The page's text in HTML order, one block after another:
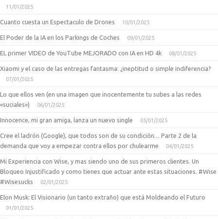
11/01/2025
Cuanto cuesta un Espectaculo de Drones 10/01/2025
El Poder de la IA en los Parkings de Coches 09/01/2025
EL primer VIDEO de YouTube MEJORADO con IA en HD 4k 08/01/2025
Xiaomi y el caso de las entregas fantasma: ¿ineptitud o simple indiferencia?
07/01/2025
Lo que ellos ven (en una imagen que inocentemente tu subes a las redes
«suciales»)
06/01/2025
Innocence, mi gran amiga, lanza un nuevo single 05/01/2025
Cree el ladrón (Google), que todos son de su condición… Parte 2 de la
demanda que voy a empezar contra ellos por chulearme
04/01/2025
Mi Experiencia con Wise, y mas siendo uno de sus primeros clientes. Un
Bloqueo Injustificado y como tienes que actuar ante estas situaciones. #Wise
#Wisesucks
02/01/2025
Elon Musk: El Visionario (un tanto extraño) que está Moldeando el Futuro
01/01/2025